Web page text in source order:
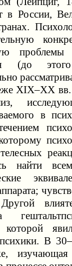
в России,
проблемы
(до этого
XIX–XX вв.
в
найти
которой
В